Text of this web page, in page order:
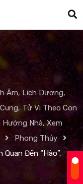
Âm, Lịch Dương,
Tử Vi Theo Con
Hướng Nhà, Xem
Phong Thủy
Quan Đến “Hào”.